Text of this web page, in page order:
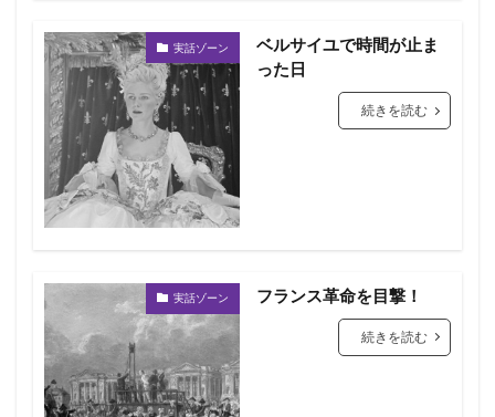
実話ゾーン
ベルサイユで時間が止ま
った日
続きを読む
実話ゾーン フランス革命を目撃！
続きを読む